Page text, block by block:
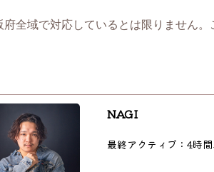
全域で対応しているとは限りません。
NAGI
最終アクティブ：4時